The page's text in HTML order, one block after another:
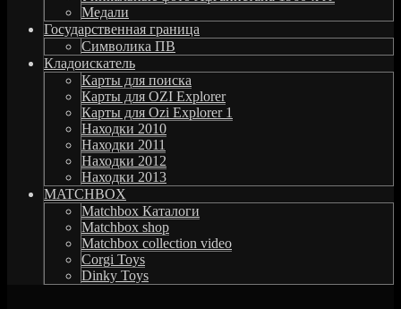
Медали
Государственная граница
Символика ПВ
Кладоискатель
Карты для поиска
Карты для OZI Explorer
Карты для Ozi Explorer 1
Находки 2010
Находки 2011
Находки 2012
Находки 2013
MATCHBOX
Matchbox Каталоги
Matchbox shop
Matchbox collection video
Corgi Toys
Dinky Toys